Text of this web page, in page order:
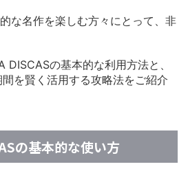
な名作を楽しむ方々にとって、非
DISCASの基本的な利用方法と、
を賢く活用する攻略法をご紹介
の基本的な使い方